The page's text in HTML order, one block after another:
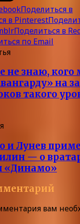
Поделиться в
в Pinterest
Поделиться в
по Email
не знаю, кого
на
такого
и Лунев
— о
«Динамо»
вам